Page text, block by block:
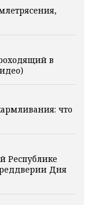
в
что
Республике
Дня